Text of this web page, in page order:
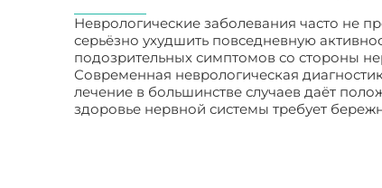
Неврологические заболевания часто не
серьёзно ухудшить повседневную
подозрительных симптомов со стороны
Современная неврологическая
лечение в большинстве случаев даёт
здоровье нервной системы требует